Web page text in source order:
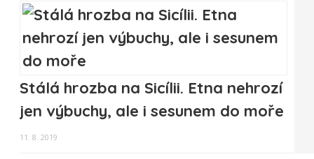
Stálá hrozba na Sicílii. Etna nehrozí
jen výbuchy, ale i sesunem do moře
11. 8. 2019